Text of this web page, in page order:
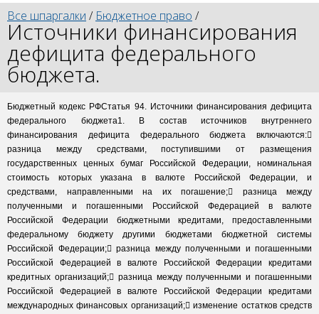
Все шпаргалки / Бюджетное право /
Источники финансирования
дефицита федерального
бюджета.
Бюджетный кодекс РФСтатья 94. Источники финансирования дефицита
федерального бюджета1. В состав источников внутреннего
финансирования дефицита федерального бюджета включаются:
разница между средствами, поступившими от размещения
государственных ценных бумаг Российской Федерации, номинальная
стоимость которых указана в валюте Российской Федерации, и
средствами, направленными на их погашение; разница между
полученными и погашенными Российской Федерацией в валюте
Российской Федерации бюджетными кредитами, предоставленными
федеральному бюджету другими бюджетами бюджетной системы
Российской Федерации; разница между полученными и погашенными
Российской Федерацией в валюте Российской Федерации кредитами
кредитных организаций; разница между полученными и погашенными
Российской Федерацией в валюте Российской Федерации кредитами
международных финансовых организаций; изменение остатков средств